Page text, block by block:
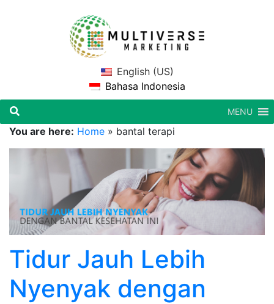
English (US)
Bahasa Indonesia
MENU
You are here: Home » bantal terapi
Tidur Jauh Lebih
Nyenyak dengan